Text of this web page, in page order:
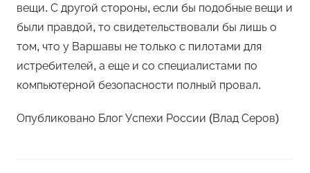
вещи. С другой стороны, если бы подобные вещи и
были правдой, то свидетельствовали бы лишь о
том, что у Варшавы не только с пилотами для
истребителей, а еще и со специалистами по
компьютерной безопасности полный провал.
Опубликовано Блог Успехи России (Влад Серов)